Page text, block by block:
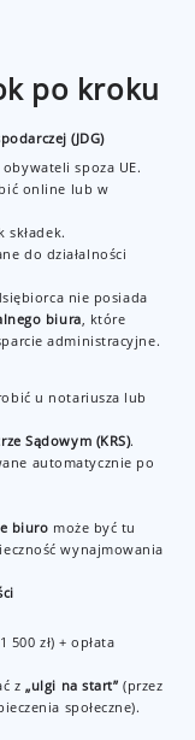
po kroku
(JDG)
spoza UE.
online lub w
składek.
do działalności
nie posiada
biura , które
administracyjne.
u notariusza lub
Sądowym (KRS).
automatycznie po
biuro może być tu
wynajmowania
zł) + opłata
z„ulgi na start” (przez
społeczne).